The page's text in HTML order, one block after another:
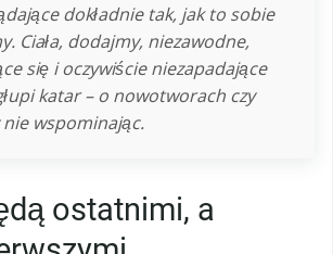
dokładnie tak, jak to sobie
Ciała, dodajmy, niezawodne,
się i oczywiście niezapadające
katar – o nowotworach czy
wspominając.
ostatnimi, a